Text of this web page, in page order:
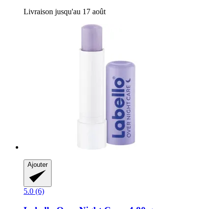
Livraison jusqu'au 17 août
Ajouter
5.0 (6)